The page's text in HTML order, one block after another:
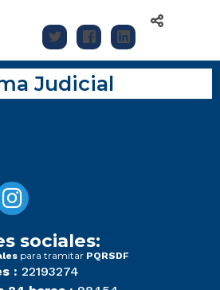
Judicial
sociales:
para tramitar PQRSDF
: 22193274